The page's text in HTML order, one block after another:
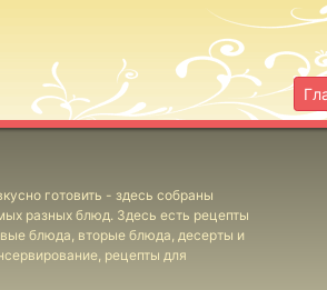
готовить - здесь собраны
разных блюд. Здесь есть рецепты
блюда, вторые блюда, десерты и
рецепты для